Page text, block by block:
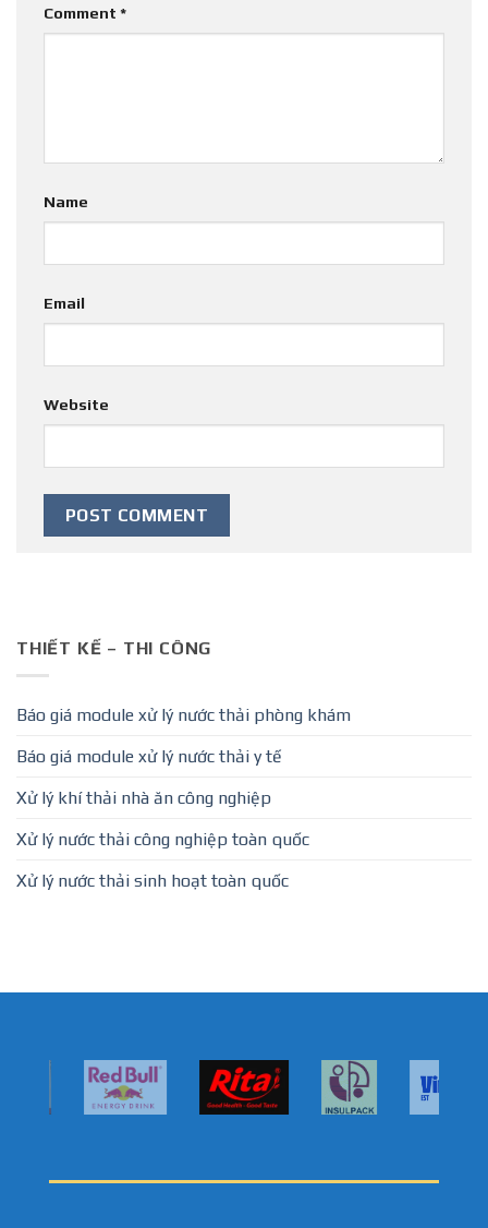
Comment *
Name
Email
Website
THIẾT KẾ – THI CÔNG
Báo giá module xử lý nước thải phòng khám
Báo giá module xử lý nước thải y tế
Xử lý khí thải nhà ăn công nghiệp
Xử lý nước thải công nghiệp toàn quốc
Xử lý nước thải sinh hoạt toàn quốc